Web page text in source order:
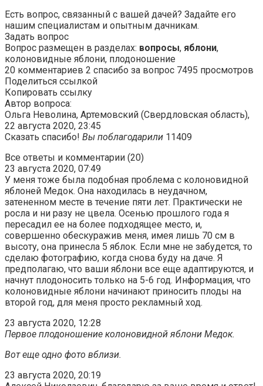
Есть вопрос, связанный с вашей дачей? Задайте его
нашим специалистам и опытным дачникам.
Задать вопрос
Вопрос размещен в разделах: вопросы, яблони,
колоновидные яблони, плодоношение
20 комментариев 2 спасибо за вопрос 7495 просмотров
Поделиться ссылкой
Копировать ссылку
Автор вопроса:
Ольга Неволина, Артемовский (Свердловская область),
22 августа 2020, 23:45
Сказать спасибо! Вы поблагодарили 11409
Все ответы и комментарии (20)
23 августа 2020, 07:49
У меня тоже была подобная проблема с колоновидной
яблоней Медок. Она находилась в неудачном,
затененном месте в течение пяти лет. Практически не
росла и ни разу не цвела. Осенью прошлого года я
пересадил ее на более подходящее место, и,
совершенно обескуражив меня, имея лишь 70 см в
высоту, она принесла 5 яблок. Если мне не забудется, то
сделаю фотографию, когда снова буду на даче. Я
предполагаю, что ваши яблони все еще адаптируются, и
начнут плодоносить только на 5-6 год. Информация, что
колоновидные яблони начинают приносить плоды на
второй год, для меня просто рекламный ход.
23 августа 2020, 12:28
Первое плодоношение колоновидной яблони Медок.
Вот еще одно фото вблизи.
23 августа 2020, 20:19